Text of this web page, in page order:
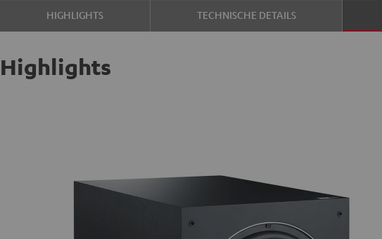
HIGHLIGHTS TECHNISCHE DETAILS
Highlights